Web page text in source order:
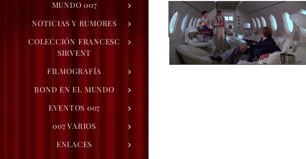
MUNDO 007
NOTICIAS Y RUMORES
COLECCIÓN FRANCESC
SIRVENT
FILMOGRAFÍA
BOND EN EL MUNDO
EVENTOS 007
007 VARIOS
ENLACES